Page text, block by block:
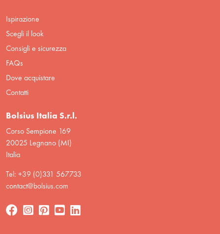
Ispirazione
Scegli il look
Consigli e sicurezza
FAQs
Dove acquistare
Contatti
Bolsius Italia S.r.l.
Corso Sempione 169
20025 Legnano (MI)
Italia
Tel: +39 (0)331 567733
contact@bolsius.com